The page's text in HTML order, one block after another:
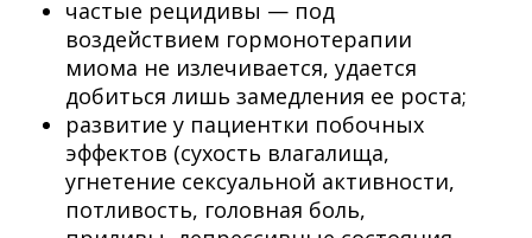
частые рецидивы — под
воздействием гормонотерапии
миома не излечивается, удается
добиться лишь замедления ее роста;
развитие у пациентки побочных
эффектов (сухость влагалища,
угнетение сексуальной активности,
потливость, головная боль,